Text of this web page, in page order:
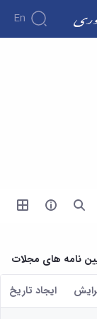
En
پژوهش و
نامه های مجلات
ايجاد تاريخ